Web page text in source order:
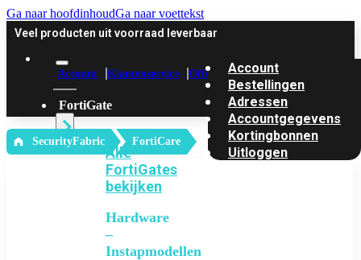
Ga naar hoofdinhoudGa naar voettekst
Veel producten uit voorraad leverbaar
Account Klantenservice Offerte
FortiGate
Alle
FortiGates
bekijken
Hardware
–
Instapmodellen
Account
Bestellingen
Adressen
Accountgegevens
Kortingbonnen
Uitloggen
‎ SecurityFabric FortiCare